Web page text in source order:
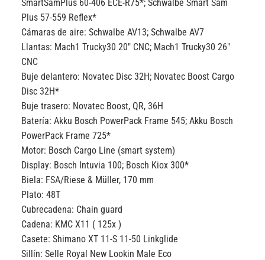
SmartSamPlus 60-406 ECE-R75*; Schwalbe Smart Sam
Plus 57-559 Reflex*
Cámaras de aire:Schwalbe AV13; Schwalbe AV7
Llantas: Mach1 Trucky30 20″ CNC; Mach1 Trucky30 26″
CNC
Buje delantero: Novatec Disc 32H; Novatec Boost Cargo
Disc 32H*
Buje trasero: Novatec Boost, QR, 36H
Batería:Akku Bosch PowerPack Frame 545; Akku Bosch
PowerPack Frame 725*
Motor: Bosch Cargo Line (smart system)
Display: Bosch Intuvia 100; Bosch Kiox 300*
Biela: FSA/Riese & Müller, 170 mm
Plato:48T
Cubrecadena: Chain guard
Cadena: KMC X11 ( 125x )
Casete:Shimano XT 11-S 11-50 Linkglide
Sillín:Selle Royal New Lookin Male Eco